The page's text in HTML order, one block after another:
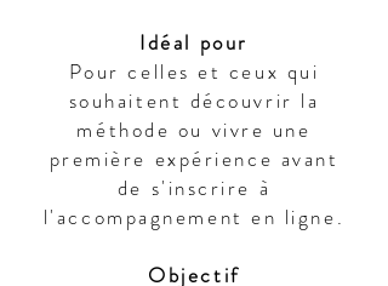
Idéal pour
Pour celles et ceux qui
souhaitent découvrir la
méthode ou vivre une
première expérience avant
de s'inscrire à
l'accompagnement en ligne.
Objectif